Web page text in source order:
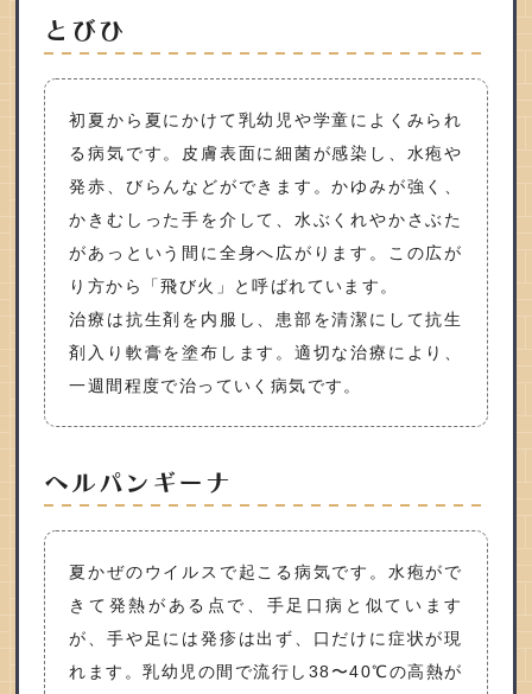
とびひ
初夏から夏にかけて乳幼児や学童によくみられ
る病気です。皮膚表面に細菌が感染し、水疱や
発赤、びらんなどができます。かゆみが強く、
かきむしった手を介して、水ぶくれやかさぶた
があっという間に全身へ広がります。この広が
り方から「飛び火」と呼ばれています。
治療は抗生剤を内服し、患部を清潔にして抗生
剤入り軟膏を塗布します。適切な治療により、
一週間程度で治っていく病気です。
ヘルパンギーナ
夏かぜのウイルスで起こる病気です。水疱がで
きて発熱がある点で、手足口病と似ています
が、手や足には発疹は出ず、口だけに症状が現
れます。乳幼児の間で流行し38〜40℃の高熱が